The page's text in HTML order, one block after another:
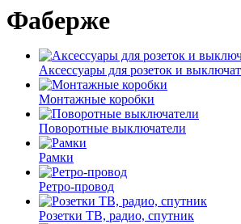
Фаберже
Аксессуары для розеток и
Монтажные коробки
Поворотные выключатели
Рамки
Ретро-провод
Розетки ТВ, радио, спутник